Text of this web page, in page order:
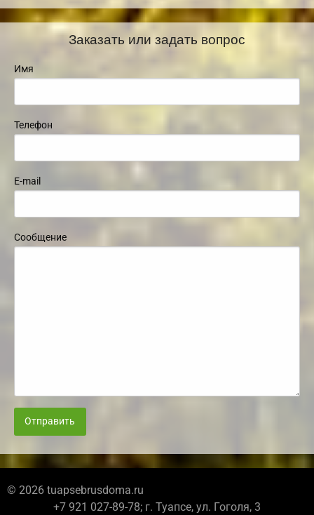
Заказать или задать вопрос
Имя
Телефон
E-mail
Сообщение
Отправить
© 2026 tuapsebrusdoma.ru
+7 921 027-89-78; г. Туапсе, ул. Гоголя, 3